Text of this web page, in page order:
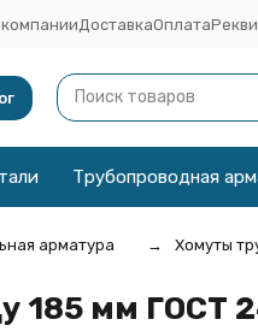
ДоставкаОплата
Трубопроводная
арматура Хомуты
185 мм ГОСТ